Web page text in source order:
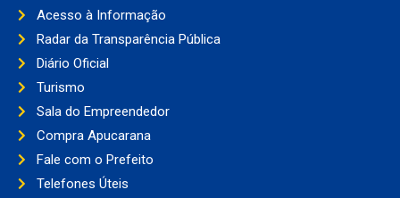
Acesso à Informação
Radar da Transparência Pública
Diário Oficial
Turismo
Sala do Empreendedor
Compra Apucarana
Fale com o Prefeito
Telefones Úteis